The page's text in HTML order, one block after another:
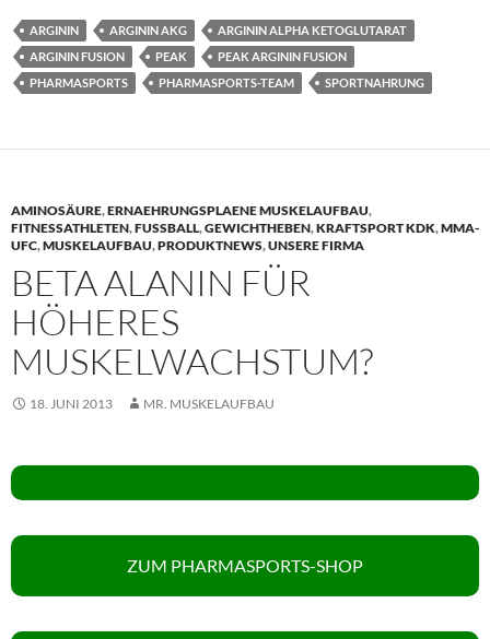
ARGININ ARGININ AKG
ARGININ ALPHA KETOGLUTARAT
ARGININ FUSION
PEAK
PEAK ARGININ FUSION
PHARMASPORTS
PHARMASPORTS-TEAM SPORTNAHRUNG
AMINOSÄURE,ERNAEHRUNGSPLAENE MUSKELAUFBAU,
FITNESSATHLETEN,FUSSBALL,GEWICHTHEBEN,KRAFTSPORT KDK,MMA-
UFC,MUSKELAUFBAU,PRODUKTNEWS,UNSERE FIRMA
BETA ALANIN FÜR
HÖHERES
MUSKELWACHSTUM?
18. JUNI 2013 MR. MUSKELAUFBAU
ZUM PHARMASPORTS-SHOP